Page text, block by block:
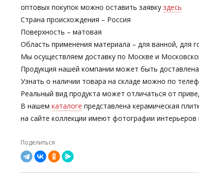
оптовых покупок можно оставить заявку здесь
Страна происхождения – Россия
Поверхность – матовая
Область применения материала – для ванной, для
Мы осуществляем доставку по Москве и
Продукция нашей компании может быть
Узнать о наличии товара на складе можно по
Реальный вид продукта может отличаться от
В нашем каталоге представлена керамическая
на сайте коллекции имеют фотографии интерьеров
Поделиться